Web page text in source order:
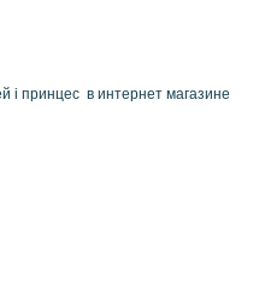
і принцес в интернет магазине